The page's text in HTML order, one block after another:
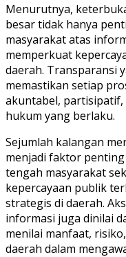
Menurutnya,
besar tidak hanya
masyarakat atas
memperkuat
daerah. Transparansi
memastikan setiap
akuntabel,
hukum yang berlaku.
Sejumlah kalangan
menjadi faktor
tengah masyarakat
kepercayaan publik
strategis di daerah.
informasi juga dinilai
menilai manfaat,
daerah dalam